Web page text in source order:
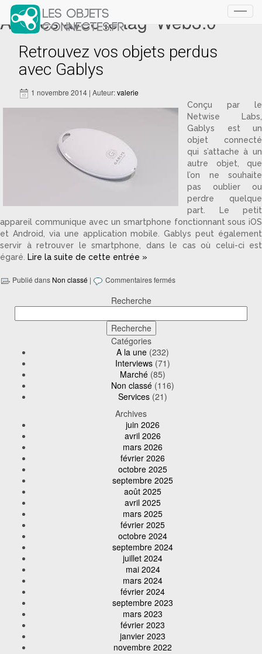
Articles avec le tag ‘Web3.0’
Retrouvez vos objets perdus
avec Gablys
1 novembre 2014 | Auteur:valerie
Conçu par le
Netwise Labs,
Gablys est un
objet connecté
qui s’attache à un
autre objet, que
l’on ne souhaite
pas oublier ou
perdre quelque
part. Le petit
appareil communique avec un smartphone fonctionnant sous iOS
et Android, via une application mobile. Gablys peut également
servir à retrouver le smartphone, dans le cas où celui-ci est
égaré.
Lire la suite de cette entrée »
Publié dans Non classé | Commentaires fermés
Recherche
Catégories
A la une (232)
Interviews (71)
Marché (85)
Non classé (116)
Services (21)
Archives
juin 2026
avril 2026
mars 2026
février 2026
octobre 2025
septembre 2025
août 2025
avril 2025
mars 2025
février 2025
octobre 2024
septembre 2024
juillet 2024
mai 2024
mars 2024
février 2024
septembre 2023
mars 2023
février 2023
janvier 2023
novembre 2022